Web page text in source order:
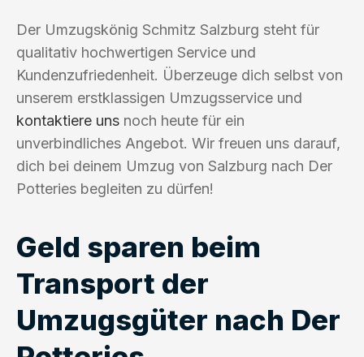
Der Umzugskönig Schmitz Salzburg steht für
qualitativ hochwertigen Service und
Kundenzufriedenheit. Überzeuge dich selbst von
unserem erstklassigen Umzugsservice und
kontaktiere uns noch heute für ein
unverbindliches Angebot. Wir freuen uns darauf,
dich bei deinem Umzug von Salzburg nach Der
Potteries begleiten zu dürfen!
Geld sparen beim
Transport der
Umzugsgüter nach Der